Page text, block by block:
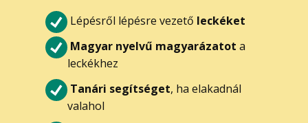
Lépésről lépésre vezető leckéket
Magyar nyelvű magyarázatot a
leckékhez
Tanári segítséget, ha elakadnál
valahol